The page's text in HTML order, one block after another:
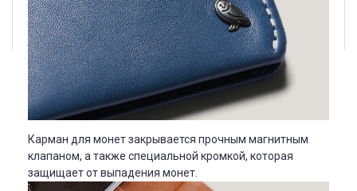
Карман для монет закрывается прочным магнитным
клапаном, а также специальной кромкой, которая
защищает от выпадения монет.